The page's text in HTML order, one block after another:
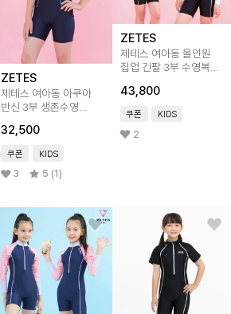
ZETES
제테스 여아동 아쿠아
반신 3부 생존수영
32,500
쿠폰 KIDS
3 5 (1)
ZETES
제테스 여아동 올인원
집업 긴팔 3부 수영복
43,800
쿠폰 KIDS
2